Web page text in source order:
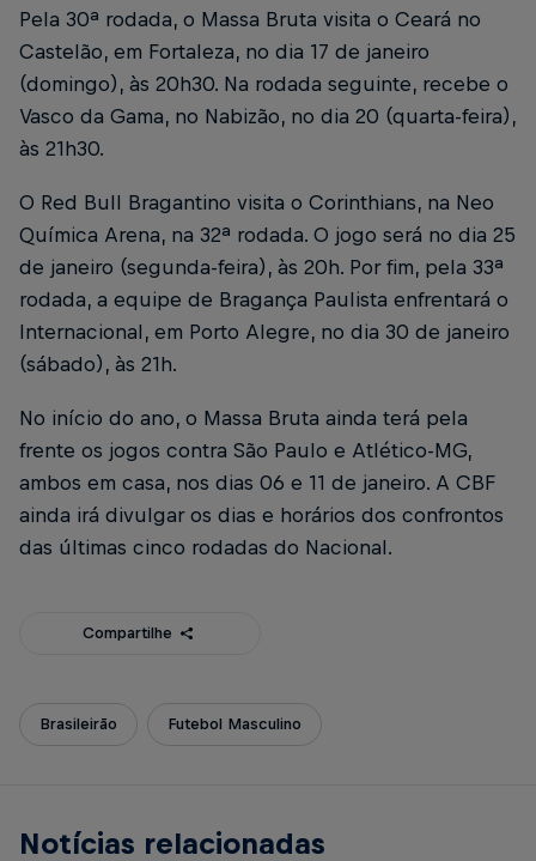
Pela 30ª rodada, o Massa Bruta visita o Ceará no
Castelão, em Fortaleza, no dia 17 de janeiro
(domingo), às 20h30. Na rodada seguinte, recebe o
Vasco da Gama, no Nabizão, no dia 20 (quarta-feira),
às 21h30.
O Red Bull Bragantino visita o Corinthians, na Neo
Química Arena, na 32ª rodada. O jogo será no dia 25
de janeiro (segunda-feira), às 20h. Por fim, pela 33ª
rodada, a equipe de Bragança Paulista enfrentará o
Internacional, em Porto Alegre, no dia 30 de janeiro
(sábado), às 21h.
No início do ano, o Massa Bruta ainda terá pela
frente os jogos contra São Paulo e Atlético-MG,
ambos em casa, nos dias 06 e 11 de janeiro. A CBF
ainda irá divulgar os dias e horários dos confrontos
das últimas cinco rodadas do Nacional.
Compartilhe
Brasileirão Futebol Masculino
Notícias relacionadas